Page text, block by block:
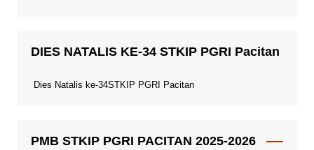
DIES NATALIS KE-34 STKIP PGRI Pacitan
Dies Natalis ke-34STKIP PGRI Pacitan
PMB STKIP PGRI PACITAN 2025-2026